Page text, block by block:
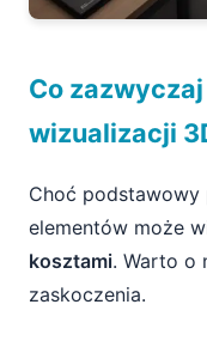
Co
wizualizacji
Choć
elementów może
kosztami. Warto o
zaskoczenia.